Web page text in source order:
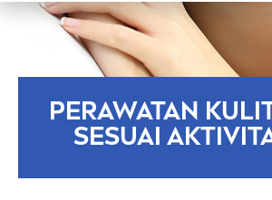
PERAWATAN
SESUAI